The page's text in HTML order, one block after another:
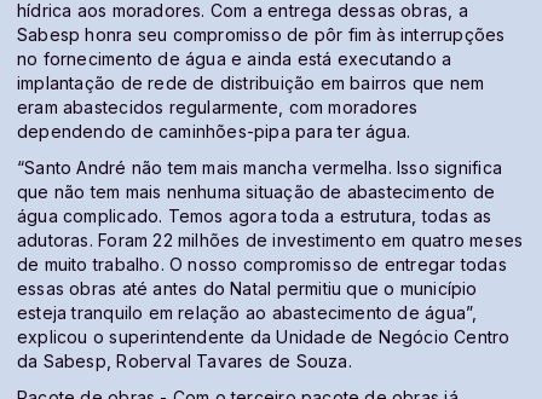
hídrica aos moradores. Com a entrega dessas obras, a
Sabesp honra seu compromisso de pôr fim às interrupções
no fornecimento de água e ainda está executando a
implantação de rede de distribuição em bairros que nem
eram abastecidos regularmente, com moradores
dependendo de caminhões-pipa para ter água.
“Santo André não tem mais mancha vermelha. Isso significa
que não tem mais nenhuma situação de abastecimento de
água complicado. Temos agora toda a estrutura, todas as
adutoras. Foram 22 milhões de investimento em quatro meses
de muito trabalho. O nosso compromisso de entregar todas
essas obras até antes do Natal permitiu que o município
esteja tranquilo em relação ao abastecimento de água”,
explicou o superintendente da Unidade de Negócio Centro
da Sabesp, Roberval Tavares de Souza.